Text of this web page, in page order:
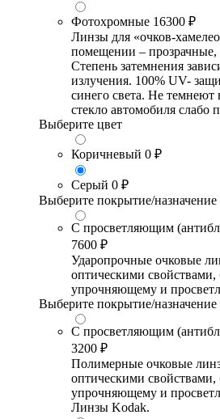
Фотохромные 16300 ₽
Линзы для «очков-
помещении – прозрачные,
Степень затемнения
излучения. 100% UV-
синего света. Не
стекло автомобиля слабо
Выберите цвет
Коричневый 0 ₽
Серый 0 ₽
Выберите покрытие/назначение
С просветляющим
7600 ₽
Ударопрочные очковые
оптическими свойствами,
упрочняющему и
Выберите покрытие/назначение
С просветляющим
3200 ₽
Полимерные очковые
оптическими свойствами,
упрочняющему и
Линзы Kodak.